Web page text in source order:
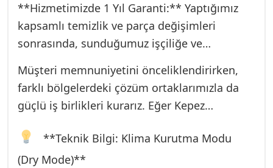
Kurutma Modu) test edilir ve nemin hızla
atıldığı kontrol edilir.
onaylı Mitsubishi Electric yedek parçalarını
kullanmayı taahhüt ederiz. Fiyat politikamız
şeffaftır; keşif sonrası net fiyat teklifimizi
sunarız ve onayınız olmadan işleme
başlamayız.
**Hizmetimizde 1 Yıl Garanti:** Yaptığımız
kapsamlı temizlik ve parça değişimleri
sonrasında, sunduğumuz işçiliğe ve
garantisi veriyoruz. Bu garanti, size sadece
anlık bir çözüm değil, uzun vadeli bir huzur
sunar.
Müşteri memnuniyetini önceliklendirirken,
farklı bölgelerdeki çözüm ortaklarımızla da
güçlü iş birlikleri kurarız. Eğer Kepez
ortağımız Gümüştekin Klima ile iletişime
geçebilirsiniz.
**Teknik Bilgi: Klima Kurutma Modu
(Dry Mode)**